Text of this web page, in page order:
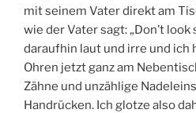
mit seinem Vater direkt am
wie der Vater sagt: „Don’t
daraufhin laut und irre und ich
Ohren jetzt ganz am
Zähne und unzählige
Handrücken. Ich glotze also